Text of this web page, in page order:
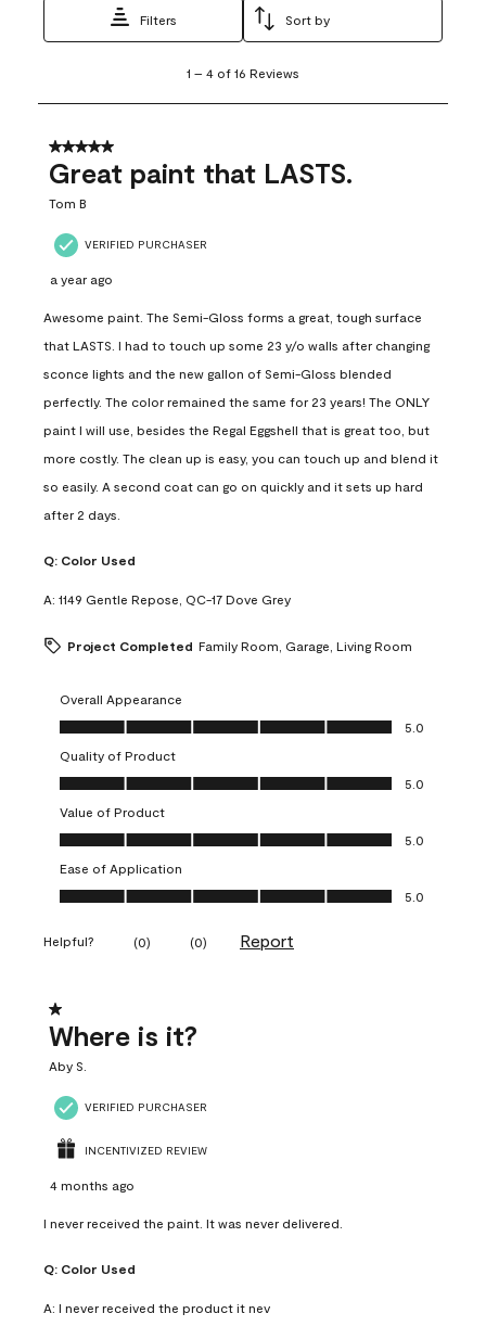
Filters Sort by
4
16
Reviews
1 – 4 of 16 Reviews
5 out of 5 stars.
Great paint that LASTS.
Tom B
VERIFIED PURCHASER
a year ago
Awesome paint. The Semi-Gloss forms a great, tough surface
that LASTS. I had to touch up some 23 y/o walls after changing
sconce lights and the new gallon of Semi-Gloss blended
perfectly. The color remained the same for 23 years! The ONLY
paint I will use, besides the Regal Eggshell that is great too, but
more costly. The clean up is easy, you can touch up and blend it
so easily. A second coat can go on quickly and it sets up hard
after 2 days.
Q: Color Used
A: 1149 Gentle Repose, QC-17 Dove Grey
Project Completed Family Room, Garage, Living Room
Overall Appearance
Overall Appearance, 5.0 out of 5
5.0
Quality of Product
Quality of Product, 5.0 out of 5
5.0
Value of Product
Value of Product, 5.0 out of 5
5.0
Ease of Application
Ease of Application, 5.0 out of 5
5.0
Helpful? (0) (0) Report
1 out of 5 stars.
Where is it?
Aby S.
VERIFIED PURCHASER
INCENTIVIZED REVIEW
4 months ago
I never received the paint. It was never delivered.
Q: Color Used
A: I never received the product it nev